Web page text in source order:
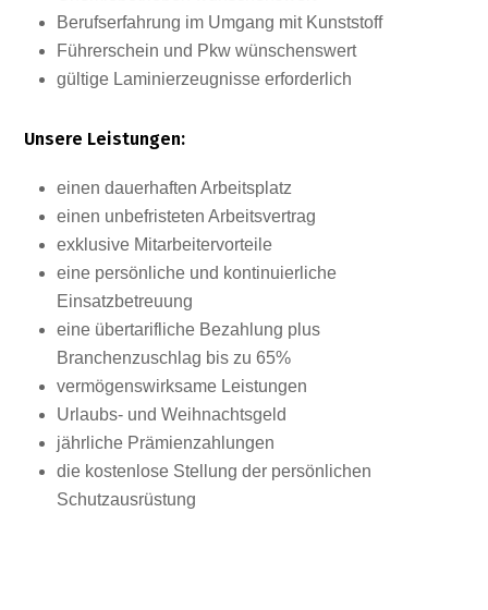
Berufserfahrung im Umgang mit Kunststoff
Führerschein und Pkw wünschenswert
gültige Laminierzeugnisse erforderlich
Unsere Leistungen:
einen dauerhaften Arbeitsplatz
einen unbefristeten Arbeitsvertrag
exklusive Mitarbeitervorteile
eine persönliche und kontinuierliche
Einsatzbetreuung
eine übertarifliche Bezahlung plus
Branchenzuschlag bis zu 65%
vermögenswirksame Leistungen
Urlaubs- und Weihnachtsgeld
jährliche Prämienzahlungen
die kostenlose Stellung der persönlichen
Schutzausrüstung